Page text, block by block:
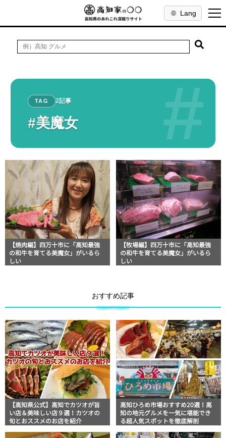
Lang
#
TAG 2記事
#美魔女
【焼肉編】四万十市に「高知最強
の和牛を育てる美魔女」がいるら
しい
【牧場編】四万十市に「高知最強
の和牛を育てる美魔女」がいるら
しい
おすすめ記事
【高知県公式】高知でカツオが旨
い店＆美味しい店９選！カツオの
旬とおススメのお店を紹介
高知ひろめ市場おすすめ20選！高
知の地元グルメを一気に堪能でき
る超人気スポットを徹底解剖